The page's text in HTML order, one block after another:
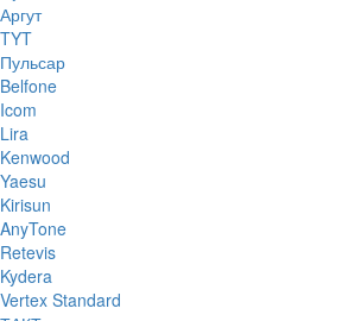
Аргут
TYT
Пульсар
Belfone
Icom
Lira
Kenwood
Yaesu
Kirisun
AnyTone
Retevis
Kydera
Vertex Standard